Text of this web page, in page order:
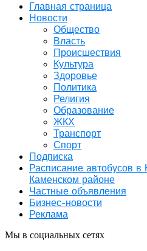
Главная страница
Новости
Общество
Власть
Происшествия
Культура
Здоровье
Политика
Религия
Образование
ЖКХ
Транспорт
Спорт
Подписка
Расписание автобусов
Каменском районе
Частные объявления
Бизнес-новости
Реклама
Мы в социальных сетях